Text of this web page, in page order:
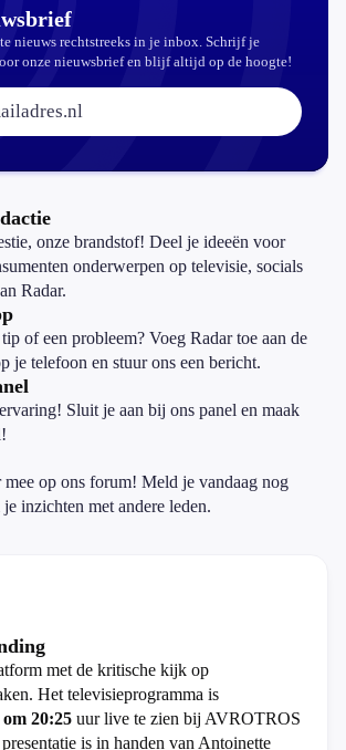
nieuws rechtstreeks in je inbox. Schrijf je
onze nieuwsbrief en blijf altijd op de hoogte!
onze brandstof! Deel je ideeën voor
onderwerpen op televisie, socials
Radar.
of een probleem? Voeg Radar toe aan de
je telefoon en stuur ons een bericht.
Sluit je aan bij ons panel en maak
mee op ons forum! Meld je vandaag nog
je inzichten met andere leden.
met de kritische kijk op
Het televisieprogramma is
20:25 uur live te zien bij AVROTROS
is in handen van Antoinette